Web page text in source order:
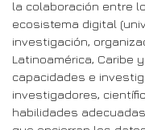
la colaboración entre
ecosistema digital
investigación,
Latinoamérica, Caribe
capacidades e
investigadores,
habilidades